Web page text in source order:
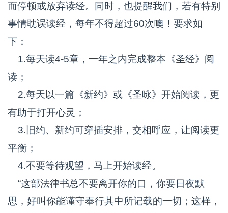
而停顿或放弃读经。同时，也提醒我们，若有特别
事情耽误读经，每年不得超过60次噢！要求如
下：
1.每天读4-5章，一年之内完成整本《圣经》阅
读；
2.每天以一篇《新约》或《圣咏》开始阅读，更
有助于打开心灵；
3.旧约、新约可穿插安排，交相呼应，让阅读更
平衡；
4.不要等待观望，马上开始读经。
“这部法律书总不要离开你的口，你要日夜默
思，好叫你能谨守奉行其中所记载的一切；这样，